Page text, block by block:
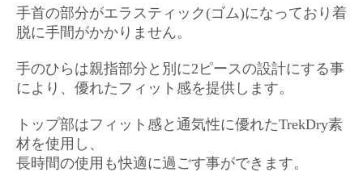
手首の部分がエラスティック(ゴム)になっており着
脱に手間がかかりません。
手のひらは親指部分と別に2ピースの設計にする事
により、優れたフィット感を提供します。
トップ部はフィット感と通気性に優れたTrekDry素
材を使用し、
長時間の使用も快適に過ごす事ができます。